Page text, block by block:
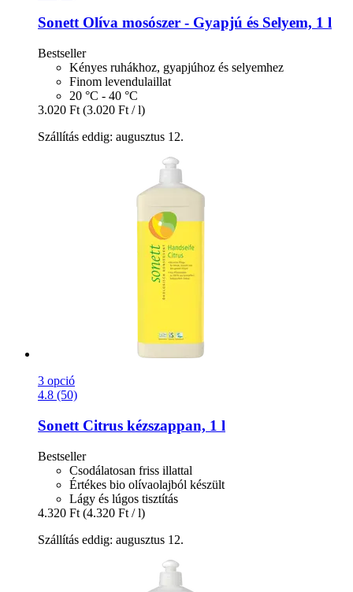
SonettOlíva mosószer -​ Gyapjú és Selyem, 1 l
Bestseller
Kényes ruhákhoz, gyapjúhoz és selyemhez
Finom levendulaillat
20 °C - 40 °C
3.020 Ft (3.020 Ft / l)
Szállítás eddig: augusztus 12.
3 opció
4.8 (50)
Sonett Citrus kézszappan, 1 l
Bestseller
Csodálatosan friss illattal
Értékes bio olívaolajból készült
Lágy és lúgos tisztítás
4.320 Ft (4.320 Ft / l)
Szállítás eddig: augusztus 12.